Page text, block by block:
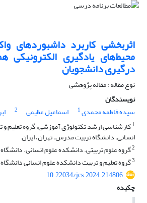
اثربخشی کاربرد داشبوردهای
محیط‌های یادگیری الکترونیکی
درگیری دانشجویان
نوع مقاله : مقاله پژوهشی
نویسندگان
سیده فاطمه محمدی1 اسماعیل عظیمی 2
1کارشناسی ارشد تکنولوژی آموزشی، گروه تعلیم
انسانی، دانشگاه تربیت مدرس، تهران، ایران
2گروه علوم تربیتی. دانشکده علوم انسانی.
3گروه تعلیم و تربیت دانشکده علوم انسانی
10.22034/jcs.2024.214806
چکیده